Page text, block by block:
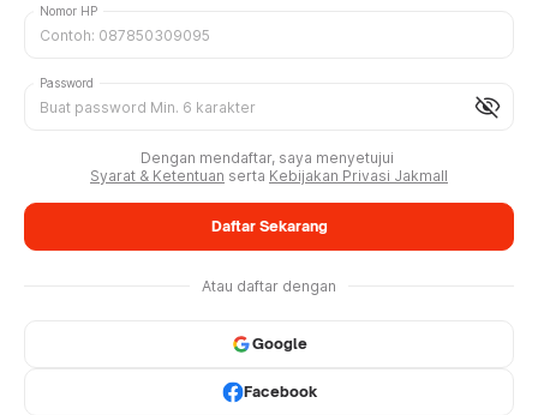
Nomor HP
visibility_off
Password
Dengan mendaftar, saya menyetujui
Syarat & Ketentuan serta Kebijakan Privasi Jakmall
Daftar Sekarang
Atau daftar dengan
Google
Facebook